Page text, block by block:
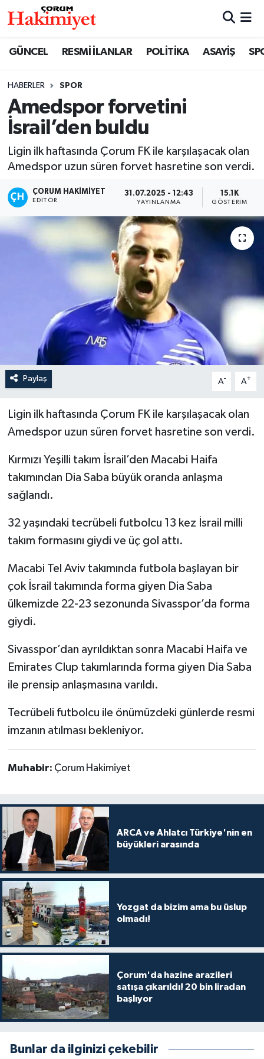
GÜNCEL RESMİ İLANLAR POLİTİKA ASAYİŞ
HABERLER SPOR
Amedspor forvetini
İsrail’den buldu
Ligin ilk haftasında Çorum FK ile karşılaşacak olan
Amedspor uzun süren forvet hasretine son verdi.
ÇORUM HAKIMIYET
EDITÖR
31.07.2025 - 12:43
YAYINLANMA
15.1K
GÖSTERIM
Paylaş A- A+
Ligin ilk haftasında Çorum FK ile karşılaşacak olan
Amedspor uzun süren forvet hasretine son verdi.
Kırmızı Yeşilli takım İsrail’den Macabi Haifa
takımından Dia Saba büyük oranda anlaşma
sağlandı.
32 yaşındaki tecrübeli futbolcu 13 kez İsrail milli
takım formasını giydi ve üç gol attı.
Macabi Tel Aviv takımında futbola başlayan bir
çok İsrail takımında forma giyen Dia Saba
ülkemizde 22-23 sezonunda Sivasspor’da forma
giydi.
Sivasspor’dan ayrıldıktan sonra Macabi Haifa ve
Emirates Clup takımlarında forma giyen Dia Saba
ile prensip anlaşmasına varıldı.
Tecrübeli futbolcu ile önümüzdeki günlerde resmi
imzanın atılması bekleniyor.
Muhabir: Çorum Hakimiyet
ARCA ve Ahlatcı Türkiye'nin en
büyükleri arasında
Yozgat da bizim ama bu üslup
olmadı!
Çorum'da hazine arazileri
satışa çıkarıldı! 20 bin liradan
başlıyor
Bunlar da ilginizi çekebilir
SAĞLIK
ASAYİŞ
EKONOMİ
GÜNCEL
AKTÜEL
EĞİTİM
İLÇELER
OTOPARK
TEKNOLOJİ
Nöbetçi Eczaneler
Çorum Namaz Vakitleri
Trafik Durumu
Süper Lig Puan Durumu ve Fikstür
Tüm Manşetler
Son Dakika Haberleri
Haber Arşivi